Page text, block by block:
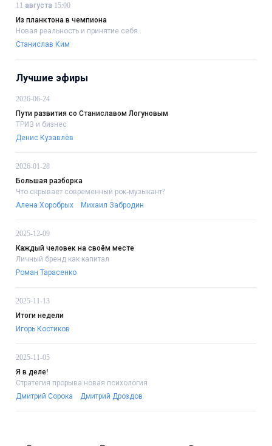
11 августа 15:00
Из планктона в чемпиона
Новая реальность и принятие себя..
Станислав Ким
Лучшие эфиры
2026-06-24
Пути развития со Станиславом Логуновым
ТРИЗ и бизнес
Денис Кузавлёв
2026-01-28
Большая разборка
Что скрывает современный рок-музыкант?
Алена Хоробрых
Михаил Забродин
2025-12-09
Каждый человек на своём месте
Личный бренд как капитал
Роман Тарасенко
2025-11-13
Итоги недели
Игорь Костиков
2025-11-05
Я в деле!
Стратегия прорыва:новая психология
Дмитрий Сорока
Дмитрий Дроздов